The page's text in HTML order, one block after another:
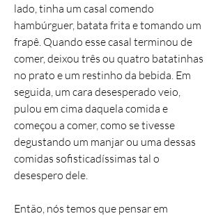
lado, tinha um casal comendo
hambúrguer, batata frita e tomando um
frapê. Quando esse casal terminou de
comer, deixou três ou quatro batatinhas
no prato e um restinho da bebida. Em
seguida, um cara desesperado veio,
pulou em cima daquela comida e
começou a comer, como se tivesse
degustando um manjar ou uma dessas
comidas sofisticadíssimas tal o
desespero dele.
Então, nós temos que pensar em